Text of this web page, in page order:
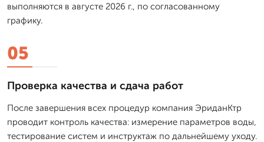
выполняются в августе 2026 г., по согласованному
графику.
05
Проверка качества и сдача работ
После завершения всех процедур компания ЭриданКтр
проводит контроль качества: измерение параметров воды,
тестирование систем и инструктаж по дальнейшему уходу.